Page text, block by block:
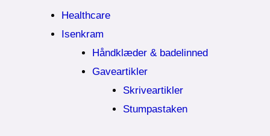
Healthcare
Isenkram
Håndklæder & badelinned
Gaveartikler
Skriveartikler
Stumpastaken